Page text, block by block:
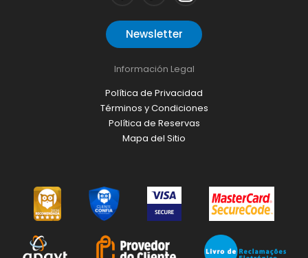
Newsletter
Información Legal
Política de Privacidad
Términos y Condiciones
Política de Reservas
Mapa del Sitio